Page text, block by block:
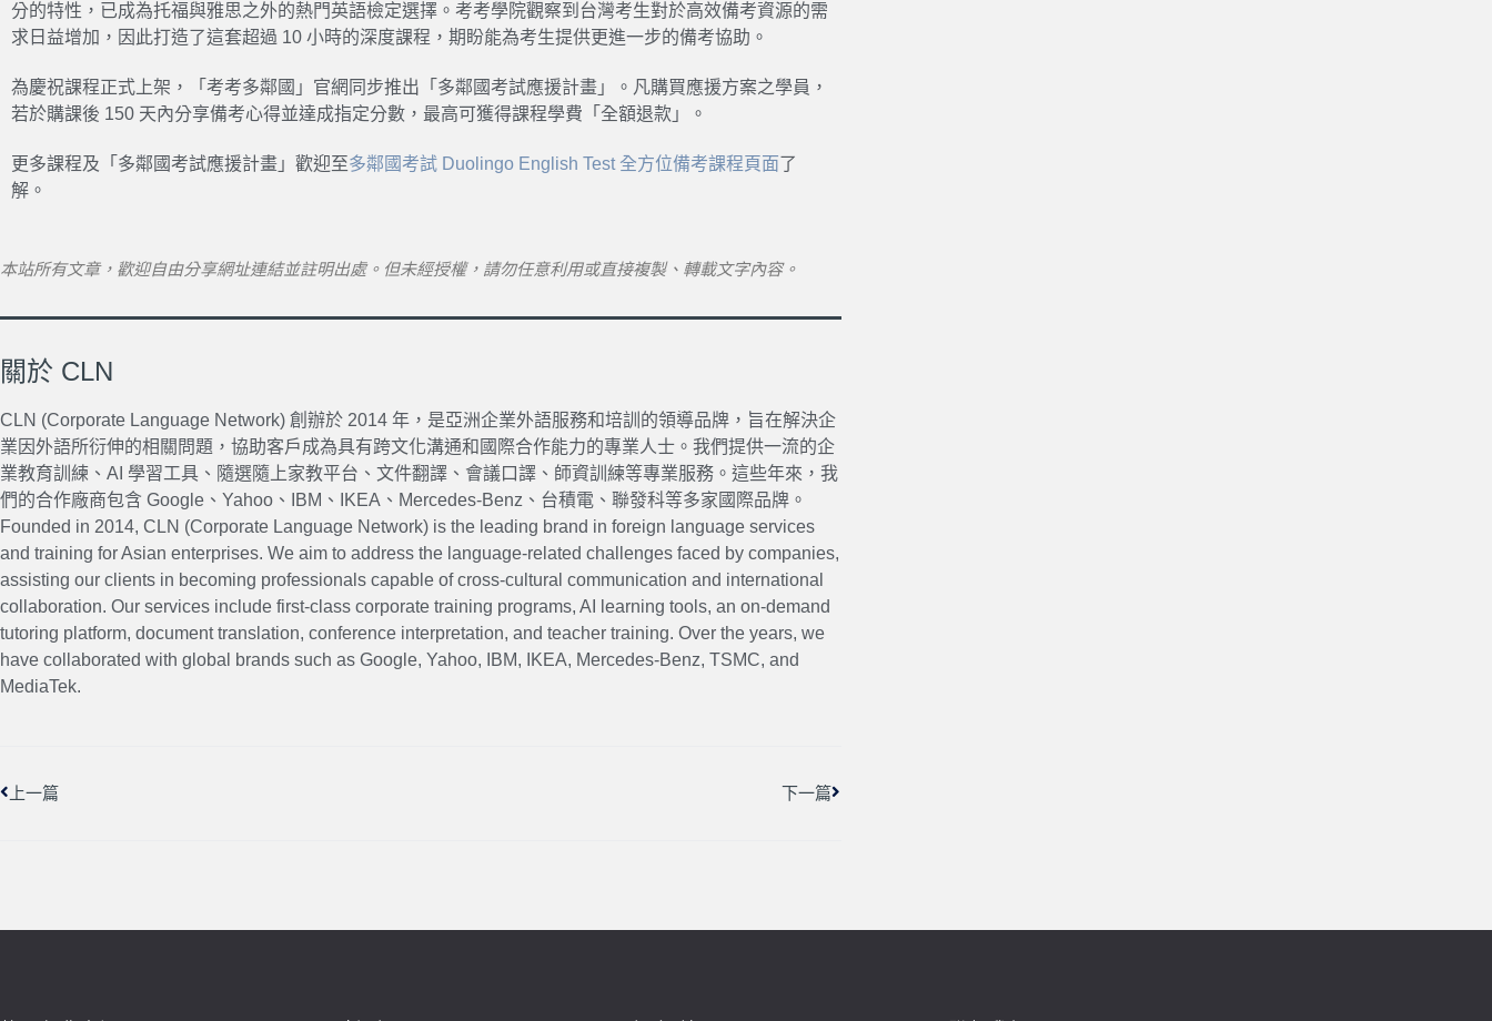
分的特性，已成為托福與雅思之外的熱門英語檢定選擇。考考學院觀察到台灣考生對於高效備考資源的需
求日益增加，因此打造了這套超過 10 小時的深度課程，期盼能為考生提供更進一步的備考協助。
為慶祝課程正式上架，「考考多鄰國 」官網同步推出「 多鄰國考試應援計畫」。凡購買應援方案之學員，
若於購課後 150 天內分享備考心得並達成指定分數，最高可獲得課程學費「全額退款」。
更多課程及「 多鄰國考試應援計畫」歡迎至多鄰國考試 Duolingo English Test 全方位備考課程頁面了
解。
本站所有文章，歡迎自由分享網址連結並註明出處。但未經授權，請勿任意利用或直接複製、轉載文字內容。
關於 CLN
CLN (Corporate Language Network) 創辦於 2014 年，是亞洲企業外語服務和培訓的領導品牌，旨在解決企
業因外語所衍伸的相關問題，協助客戶成為具有跨文化溝通和國際合作能力的專業人士。我們提供一流的企
業教育訓練、AI 學習工具、隨選隨上家教平台、文件翻譯、會議口譯、師資訓練等專業服務。這些年來，我
們的合作廠商包含 Google、Yahoo、IBM、IKEA、Mercedes-Benz、台積電、聯發科等多家國際品牌。
Founded in 2014, CLN (Corporate Language Network) is the leading brand in foreign language services
and training for Asian enterprises. We aim to address the language-related challenges faced by companies,
assisting our clients in becoming professionals capable of cross-cultural communication and international
collaboration. Our services include first-class corporate training programs, AI learning tools, an on-demand
tutoring platform, document translation, conference interpretation, and teacher training. Over the years, we
have collaborated with global brands such as Google, Yahoo, IBM, IKEA, Mercedes-Benz, TSMC, and
MediaTek.
上一篇
下一篇